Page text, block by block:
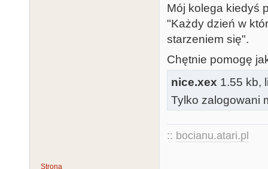
        PutPixel(80+x,y);
        PutPixel(80+x,191-y);
        SetColor(15-c);
        PutPixel(79-x,191-y);
        PutPixel(79-x,y);
        PutPixel(159-x,191-y);
    until Peek(53279)=6;
Mój kolega kiedyś
"Każdy dzień w
starzeniem się".
Chętnie pomogę
nice.xex 1.55 kb,
Tylko zalogowani
:: bocianu.atari.pl
Strona